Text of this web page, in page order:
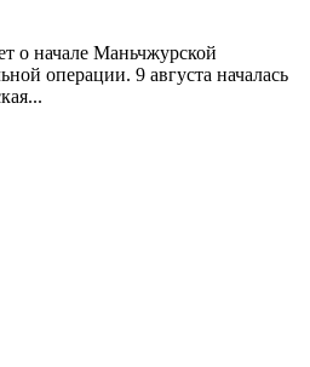
о начале Маньчжурской
операции. 9 августа началась